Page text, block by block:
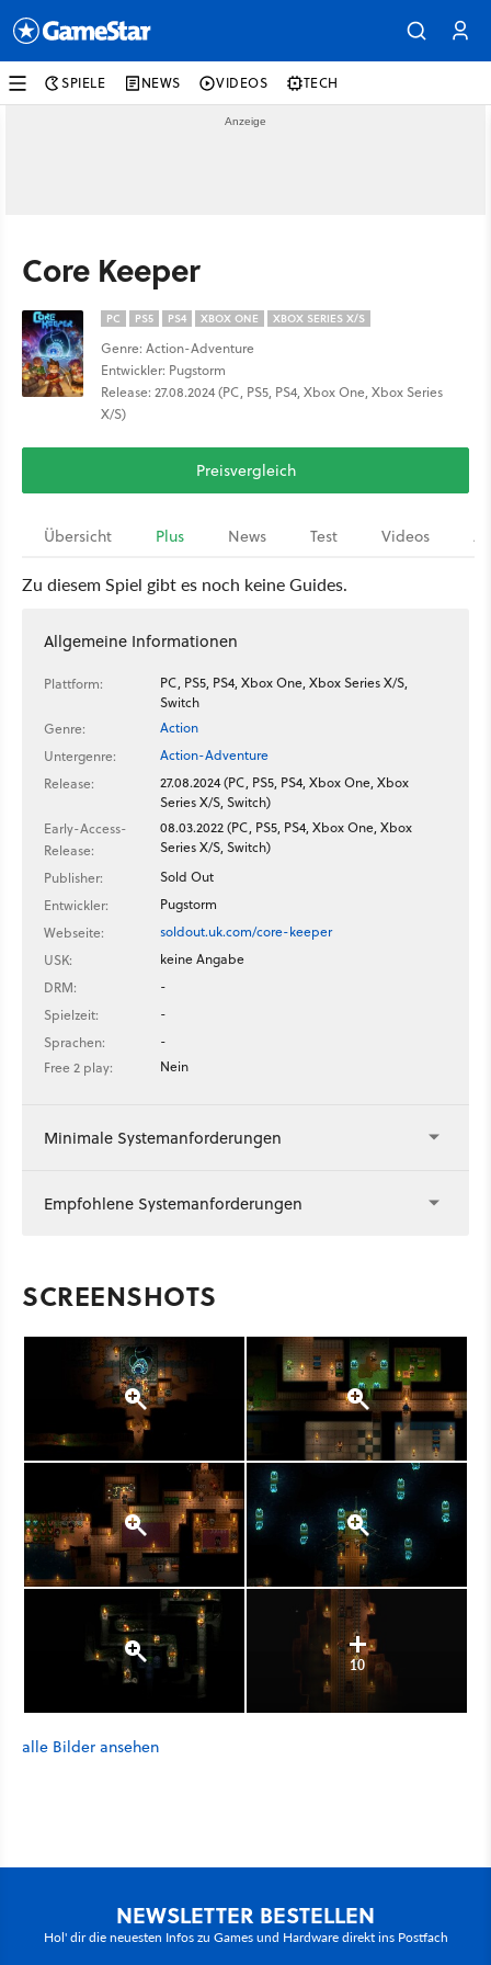
SPIELE NEWS VIDEOS TECH
Core Keeper
PC PS5 PS4 XBOX ONE XBOX SERIES X/S
Genre: Action-Adventure
Entwickler: Pugstorm
Release: 27.08.2024 (PC, PS5, PS4, Xbox One, Xbox Series
X/S)
Preisvergleich
Übersicht Plus News Test Videos
Zu diesem Spiel gibt es noch keine Guides.
Allgemeine Informationen
Plattform:
PC, PS5, PS4, Xbox One, Xbox Series X/S,
Switch
Genre:
Action
Untergenre:
Action-Adventure
Release:
27.08.2024 (PC, PS5, PS4, Xbox One, Xbox
Series X/S, Switch)
Early-Access-
Release:
08.03.2022 (PC, PS5, PS4, Xbox One, Xbox
Series X/S, Switch)
Publisher:
Sold Out
Entwickler:
Pugstorm
Webseite:
soldout.uk.com/core-keeper
USK:
keine Angabe
DRM:
-
Spielzeit:
-
Sprachen:
-
Free 2 play:
Nein
Minimale Systemanforderungen
Empfohlene Systemanforderungen
SCREENSHOTS
10
alle Bilder ansehen
NEWSLETTER BESTELLEN
Hol' dir die neuesten Infos zu Games und Hardware direkt ins Postfach